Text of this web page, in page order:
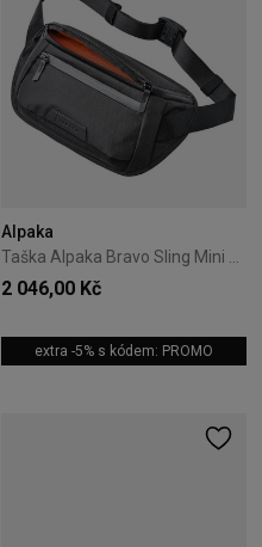
Alpaka
2 046,00 Kč
extra -5% s kódem: PROMO